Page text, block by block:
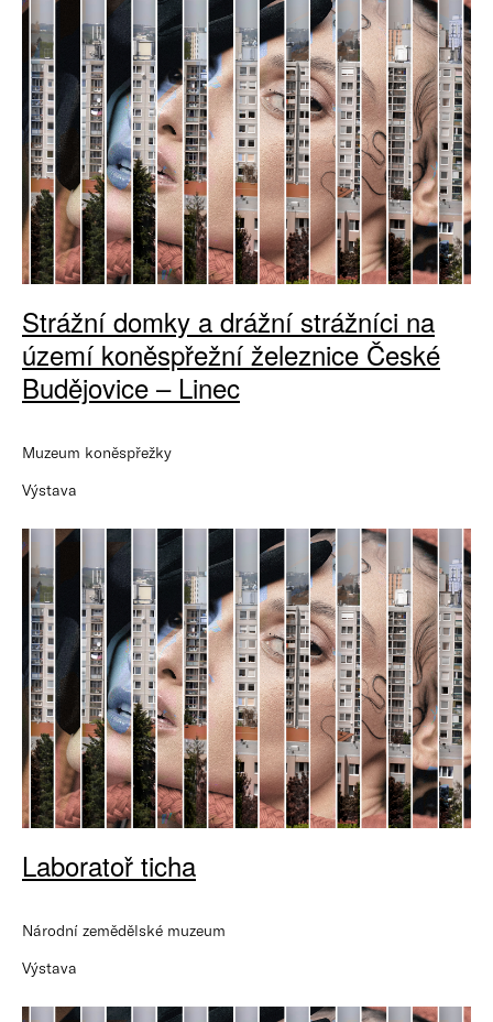
Strážní domky a drážní strážníci na
území koněspřežní železnice České
Budějovice – Linec
Muzeum koněspřežky
Výstava
Laboratoř ticha
Národní zemědělské muzeum
Výstava